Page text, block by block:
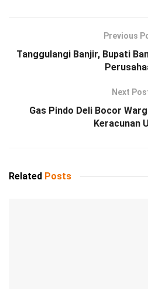
Previous
Tanggulangi Banjir, Bupati
Next
Gas Pindo Deli Bocor
Keracunan
Related Posts